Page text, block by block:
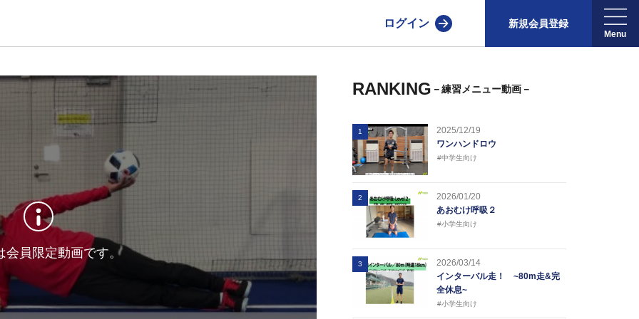
ログイン 新規会員登録
会員限定動画です。
RANKING －練習メニュー動画－
1
2025/12/19
ワンハンドロウ
#中学生向け
2
2026/01/20
あおむけ呼吸２
#小学生向け
3
2026/03/14
インターバル走！ ~80m走&完
全休息~
#小学生向け